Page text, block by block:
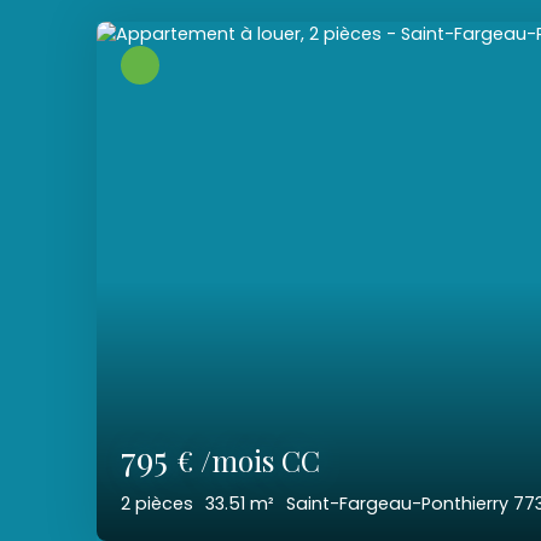
795 € /mois CC
2 pièces 33.51 m² Saint-Fargeau-Ponthierry